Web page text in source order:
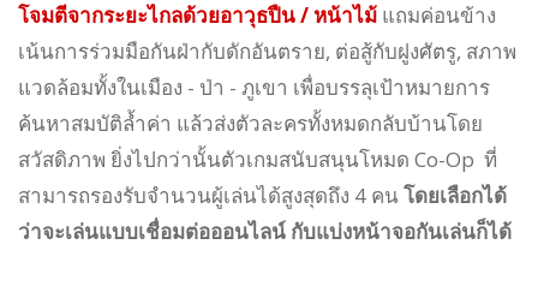
โจมตีจากระยะไกลด้วยอาวุธปืน / หน้าไม้ แถมค่อนข้าง
เน้นการร่วมมือกันฝ่ากับดักอันตราย, ต่อสู้กับฝูงศัตรู, สภาพ
แวดล้อมทั้งในเมือง - ป่า - ภูเขา เพื่อบรรลุเป้าหมายการ
ค้นหาสมบัติล้ำค่า แล้วส่งตัวละครทั้งหมดกลับบ้านโดย
สวัสดิภาพ ยิ่งไปกว่านั้นตัวเกมสนับสนุนโหมด Co-Op ที่
สามารถรองรับจำนวนผู้เล่นได้สูงสุดถึง 4 คน โดยเลือกได้
ว่าจะเล่นแบบเชื่อมต่อออนไลน์ กับแบ่งหน้าจอกันเล่นก็ได้